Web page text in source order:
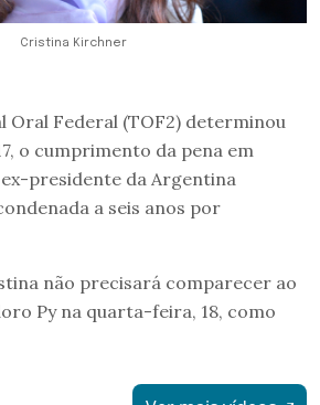
Cristina Kirchner
Oral Federal (TOF2) determinou
o cumprimento da pena em
presidente da Argentina
a seis anos por
não precisará comparecer ao
Py na quarta-feira, 18, como